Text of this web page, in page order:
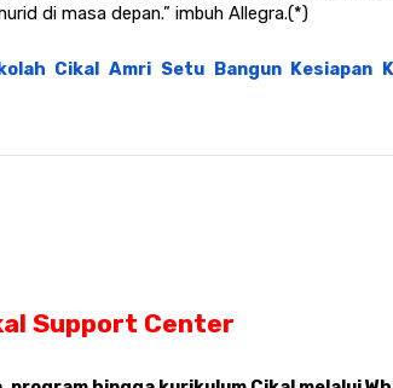
di masa depan.” imbuh Allegra.(*)
Cikal Amri Setu Bangun Kesiapan
Support Center